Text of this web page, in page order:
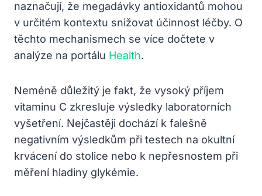
naznačují, že megadávky antioxidantů mohou
v určitém kontextu snižovat účinnost léčby. O
těchto mechanismech se více dočtete v
analýze na portálu Health.
Neméně důležitý je fakt, že vysoký příjem
vitaminu C zkresluje výsledky laboratorních
vyšetření. Nejčastěji dochází k falešně
negativním výsledkům při testech na okultní
krvácení do stolice nebo k nepřesnostem při
měření hladiny glykémie.